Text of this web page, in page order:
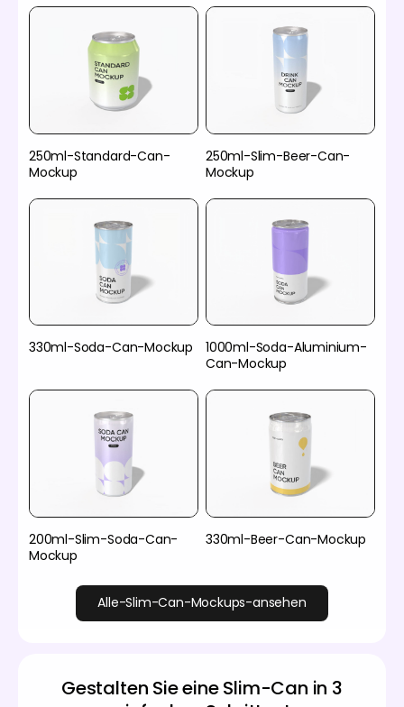
250ml-Standard-Can-
Mockup
250ml-Slim-Beer-Can-
Mockup
330ml-Soda-Can-Mockup
1000ml-Soda-Aluminium-
Can-Mockup
200ml-Slim-Soda-Can-
Mockup
330ml-Beer-Can-Mockup
Alle-Slim-Can-Mockups-ansehen
Gestalten Sie eine Slim-Can in 3